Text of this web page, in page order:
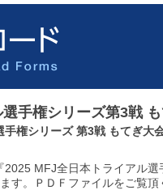
手権シリーズ第3戦
手権シリーズ 第3戦 もてぎ
MFJ全日本トライアル
す。ＰＤＦファイルをご覧